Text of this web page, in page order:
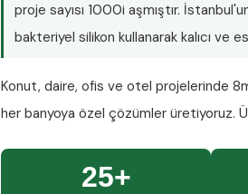
proje sayısı 1000i aşmıştır.
bakteriyel silikon kullanarak kalıcı ve
Konut, daire, ofis ve otel projelerinde
her banyoya özel çözümler üretiyoruz.
25+